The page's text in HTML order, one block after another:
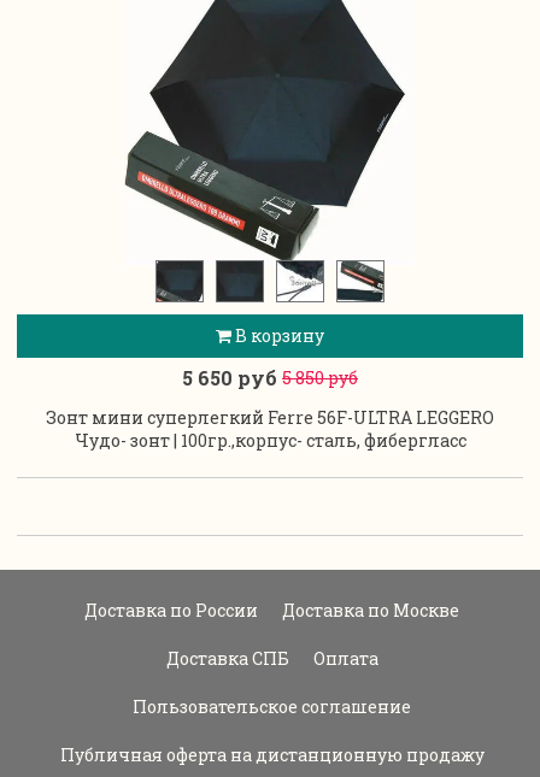
В корзину
5 650 руб 5 850 руб
Зонт мини суперлегкий Ferre 56F-ULTRA LEGGERO
Чудо- зонт | 100гр.,корпус- сталь, фибергласс
Доставка по России Доставка по Москве
Доставка СПБ Оплата
Пользовательское соглашение
Публичная оферта на дистанционную продажу